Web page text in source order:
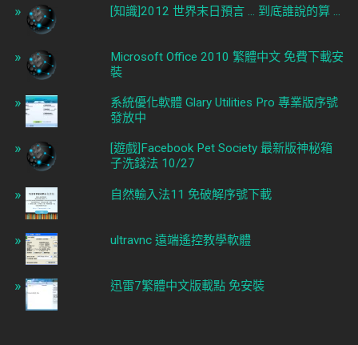
[知識]2012 世界末日預言 ... 到底誰說的算 ...
Microsoft Office 2010 繁體中文 免費下載安
裝
系統優化軟體 Glary Utilities Pro 專業版序號
發放中
[遊戲]Facebook Pet Society 最新版神秘箱
子洗錢法 10/27
自然輸入法11 免破解序號下載
ultravnc 遠端遙控教學軟體
迅雷7繁體中文版載點 免安裝